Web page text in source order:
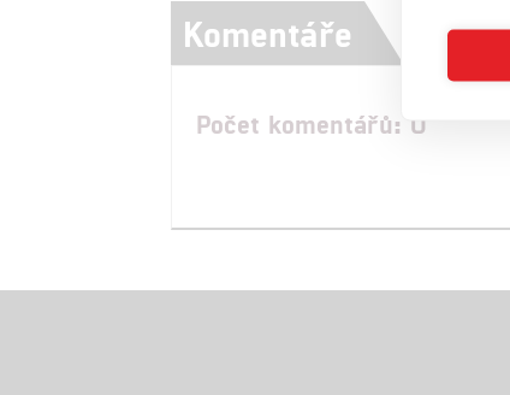
Komentáře
Počet komentářů: 0